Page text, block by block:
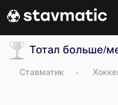
Тотал больше/
Ставматик ›